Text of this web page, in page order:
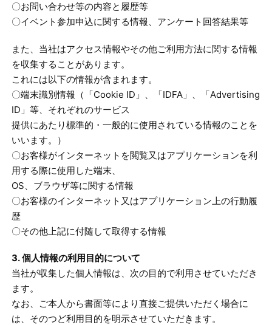
〇お問い合わせ等の内容と履歴等
〇イベント参加申込に関する情報、アンケート回答結果等
また、当社はアクセス情報やその他ご利用方法に関する情報
を収集することがあります。
これには以下の情報が含まれます。
〇端末識別情報（「Cookie ID」、「IDFA」、「Advertising
ID」等、それぞれのサービス
提供にあたり標準的・一般的に使用されている情報のことを
いいます。）
〇お客様がインターネットを閲覧又はアプリケーションを利
用する際に使用した端末、
OS、ブラウザ等に関する情報
〇お客様のインターネット又はアプリケーション上の行動履
歴
〇その他上記に付随して取得する情報
3. 個人情報の利用目的について
当社が収集した個人情報は、次の目的で利用させていただき
ます。
なお、ご本人から書面等により直接ご提供いただく場合に
は、そのつど利用目的を明示させていただきます。